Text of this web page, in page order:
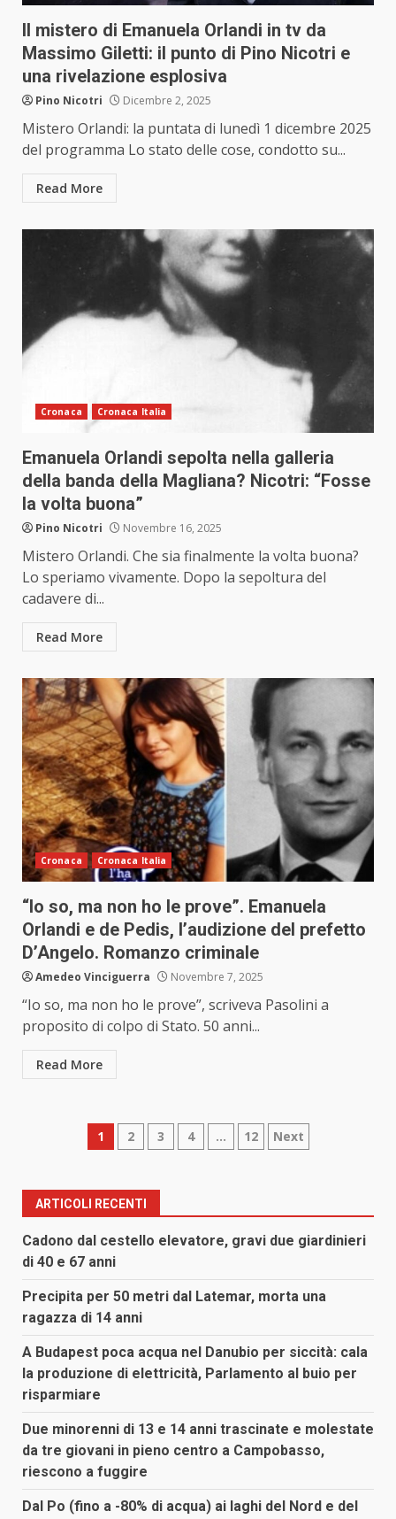
Il mistero di Emanuela Orlandi in tv da
Massimo Giletti: il punto di Pino Nicotri e
una rivelazione esplosiva
Pino Nicotri Dicembre 2, 2025
Mistero Orlandi: la puntata di lunedì 1 dicembre 2025
del programma Lo stato delle cose, condotto su...
Read More
Cronaca Cronaca Italia
Emanuela Orlandi sepolta nella galleria
della banda della Magliana? Nicotri: “Fosse
la volta buona”
Pino Nicotri Novembre 16, 2025
Mistero Orlandi. Che sia finalmente la volta buona?
Lo speriamo vivamente. Dopo la sepoltura del
cadavere di...
Read More
Cronaca Cronaca Italia
“Io so, ma non ho le prove”. Emanuela
Orlandi e de Pedis, l’audizione del prefetto
D’Angelo. Romanzo criminale
Amedeo Vinciguerra Novembre 7, 2025
“Io so, ma non ho le prove”, scriveva Pasolini a
proposito di colpo di Stato. 50 anni...
Read More
Paginazione
articoli
1 2 3 4 … 12 Next
ARTICOLI RECENTI
Cadono dal cestello elevatore, gravi due giardinieri
di 40 e 67 anni
Precipita per 50 metri dal Latemar, morta una
ragazza di 14 anni
A Budapest poca acqua nel Danubio per siccità: cala
la produzione di elettricità, Parlamento al buio per
risparmiare
Due minorenni di 13 e 14 anni trascinate e molestate
da tre giovani in pieno centro a Campobasso,
riescono a fuggire
Dal Po (fino a -80% di acqua) ai laghi del Nord e del